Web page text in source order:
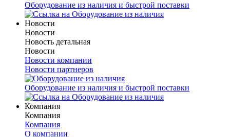
Оборудование из наличия и быстрой поставки
Новости
Новости
Новость детальная
Новости
Новости компании
Новости партнеров
Оборудование из наличия и быстрой поставки
Компания
Компания
Компания
О компании